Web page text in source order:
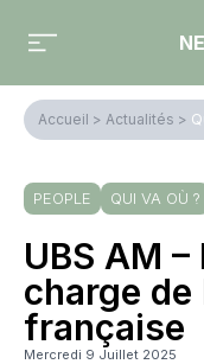
Accueil > Actualités >
PEOPLE QUI VA OÙ ?
UBS AM –
charge
française
Mercredi 9 Juillet 2025